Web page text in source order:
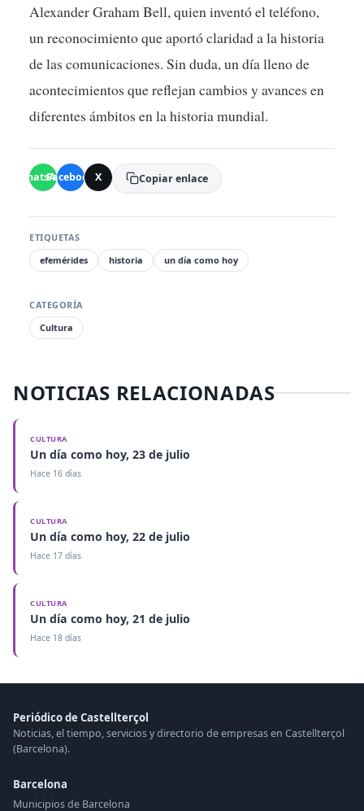
Alexander Graham Bell, quien inventó el teléfono,
un reconocimiento que aportó claridad a la historia
de las comunicaciones. Sin duda, un día lleno de
acontecimientos que reflejan cambios y avances en
diferentes ámbitos en la historia mundial.
WhatsApp
Facebook X Copiar enlace
ETIQUETAS
efemérides
historia un día como hoy
CATEGORÍA
Cultura
NOTICIAS RELACIONADAS
CULTURA
Un día como hoy, 23 de julio
Hace 16 días
CULTURA
Un día como hoy, 22 de julio
Hace 17 días
CULTURA
Un día como hoy, 21 de julio
Hace 18 días
Periódico de Castellterçol
Noticias, el tiempo, servicios y directorio de empresas en Castellterçol
(Barcelona).
Barcelona
Municipios de Barcelona